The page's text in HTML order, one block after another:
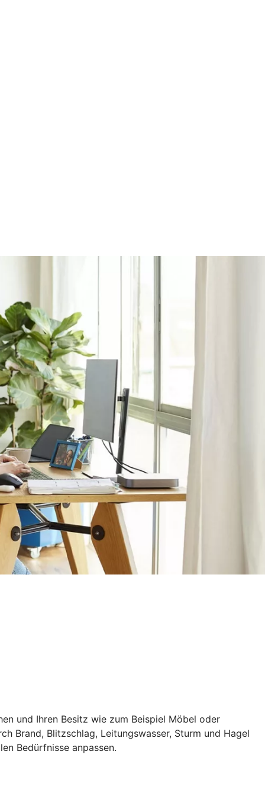
und Ihren Besitz wie zum Beispiel Möbel oder
Brand, Blitzschlag, Leitungswasser, Sturm und Hagel
Bedürfnisse anpassen.